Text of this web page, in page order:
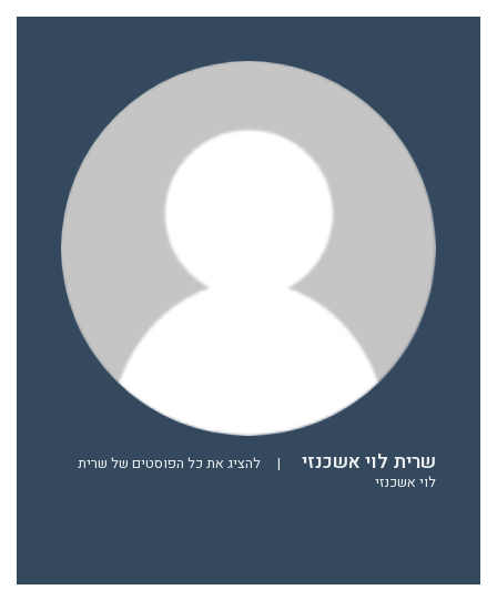
שרית לוי אשכנזי |
להציג את כל הפוסטים של שרית
לוי אשכנזי